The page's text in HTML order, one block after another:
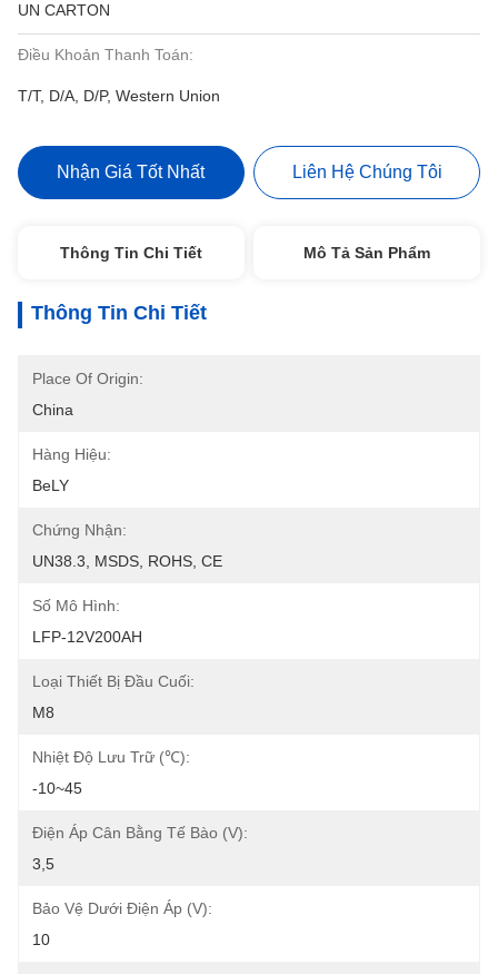
UN CARTON
Điều Khoản Thanh Toán:
T/T, D/A, D/P, Western Union
Nhận Giá Tốt Nhất Liên Hệ Chúng Tôi
Thông Tin Chi Tiết Mô Tả Sản Phẩm
Thông Tin Chi Tiết
Place Of Origin:
China
Hàng Hiệu:
BeLY
Chứng Nhận:
UN38.3, MSDS, ROHS, CE
Số Mô Hình:
LFP-12V200AH
Loại Thiết Bị Đầu Cuối:
M8
Nhiệt Độ Lưu Trữ (℃):
-10~45
Điện Áp Cân Bằng Tế Bào (V):
3,5
Bảo Vệ Dưới Điện Áp (V):
10